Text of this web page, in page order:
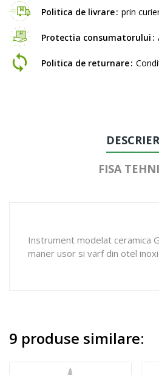
Politica de livrare prin
Protectia consumatorului
Politica de returnare
FISA
Instrument modelat ceramica
maner usor si varf din otel
9 produse similare: